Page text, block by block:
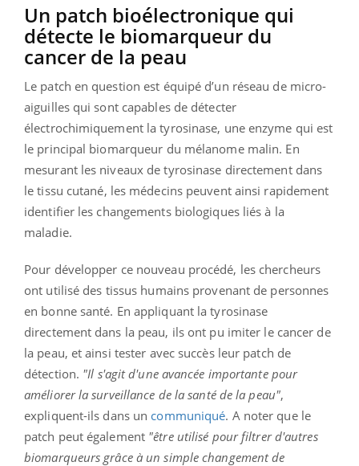
Un patch bioélectronique qui
détecte le biomarqueur du
cancer de la peau
Le patch en question est équipé d’un réseau de micro-
aiguilles qui sont capables de détecter
électrochimiquement la tyrosinase, une enzyme qui est
le principal biomarqueur du mélanome malin. En
mesurant les niveaux de tyrosinase directement dans
le tissu cutané, les médecins peuvent ainsi rapidement
identifier les changements biologiques liés à la
maladie.
Pour développer ce nouveau procédé, les chercheurs
ont utilisé des tissus humains provenant de personnes
en bonne santé. En appliquant la tyrosinase
directement dans la peau, ils ont pu imiter le cancer de
la peau, et ainsi tester avec succès leur patch de
détection. "Il s'agit d'une avancée importante pour
améliorer la surveillance de la santé de la peau",
expliquent-ils dans un communiqué. A noter que le
patch peut également "être utilisé pour filtrer d'autres
biomarqueurs grâce à un simple changement de